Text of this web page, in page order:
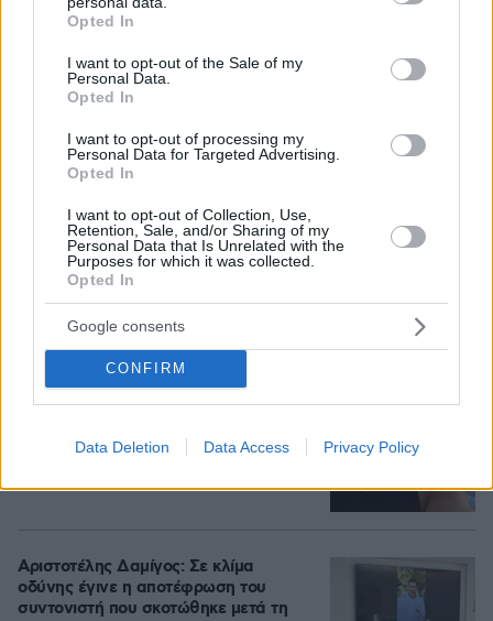
grant or deny consent to Google and its third-party tags to
use your data for below specified purposes in below Google
consent section.
Opted In
I want to opt-out of the Sale of my
Personal Data.
Opted In
I want to opt-out of processing my
Personal Data for Targeted Advertising.
Opted In
I want to opt-out of Collection, Use,
Retention, Sale, and/or Sharing of my
Personal Data that Is Unrelated with the
Purposes for which it was collected.
Opted In
Google consents
CONFIRM
Data Deletion Data Access Privacy Policy
κατέγραφε τη συμβίωση του μικρού σκυλιού με
αγέλη λύκων εξηγεί γιατί δεν επενέβη, όταν το
06.08.2026, 19:34
Πώς έγινε η τραγωδία με την νεκρή
μητέρα στα Μάλια: Βούτηξε για να
βοηθήσει τη φίλη της και πνίγηκε, τα
παιδιά φώναζαν για βοήθεια
06.08.2026, 21:23
Γιώργος Παράσχος: Χαμογελαστός,
θεραπεία
Αριστοτέλης Δαμίγος: Σε κλίμα
οδύνης έγινε η αποτέφρωση του
συντονιστή που σκοτώθηκε μετά τη